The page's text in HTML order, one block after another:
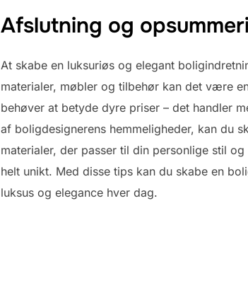
Afslutning og
At skabe en luksuriøs og elegant
materialer, møbler og tilbehør kan det være
behøver at betyde dyre priser – det handler
af boligdesignerens hemmeligheder, kan du
materialer, der passer til din personlige stil
helt unikt. Med disse tips kan du skabe en
luksus og elegance hver dag.